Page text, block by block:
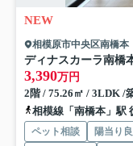
NEW
相模原市中央区南橋本
ディナスカーラ南橋
3,390万円
2階 / 75.26㎡ / 3LDK /
相模線「南橋本」駅
ペット相談 陽当り